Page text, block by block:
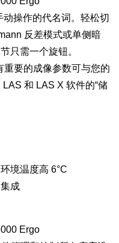
操作的代名词。轻松切
反差模式或单侧暗
只需一个旋钮。
要的成像参数可与您的
和 LAS X 软件的“储
境温度高 6°C
成
Ergo